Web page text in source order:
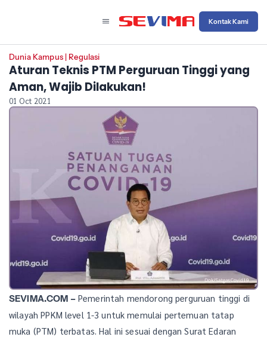
Kontak Kami
Dunia Kampus| Regulasi
Aturan Teknis PTM Perguruan Tinggi yang
Aman, Wajib Dilakukan!
01 Oct 2021
SEVIMA.COM –Pemerintah mendorong perguruan tinggi di
wilayah PPKM level 1-3 untuk memulai pertemuan tatap
muka (PTM) terbatas. Hal ini sesuai dengan Surat Edaran